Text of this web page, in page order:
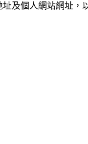
及個人網站網址，